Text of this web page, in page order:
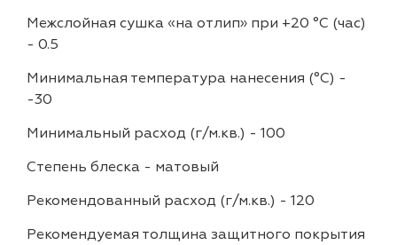
Межслойная сушка «на отлип» при +20 °С (час)
- 0.5
Минимальная температура нанесения (°С) -
-30
Минимальный расход (г/м.кв.) - 100
Степень блеска - матовый
Рекомендованный расход (г/м.кв.) - 120
Рекомендуемая толщина защитного покрытия